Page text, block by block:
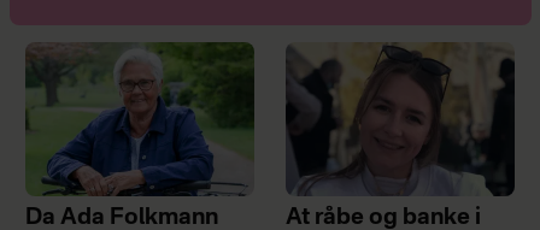
Da Ada Folkmann At råbe og banke i